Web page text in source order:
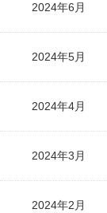
2024年6月
2024年5月
2024年4月
2024年3月
2024年2月